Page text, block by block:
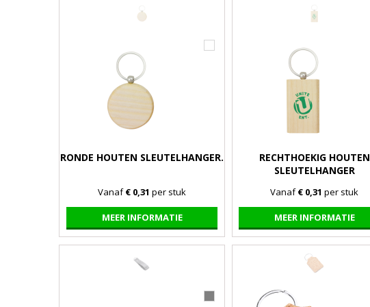
RONDE HOUTEN SLEUTELHANGER.
Vanaf€ 0,31 per stuk
MEER INFORMATIE
RECHTHOEKIG HOUTEN
SLEUTELHANGER
Vanaf€ 0,31 per stuk
MEER INFORMATIE